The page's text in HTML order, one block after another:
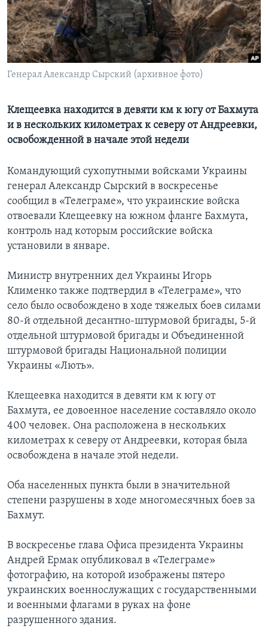
Learning English
СОЦИАЛЬНЫЕ СЕТИ
Языки
Генерал Александр Сырский (архивное фото)
Клещеевка находится в девяти км к югу от Бахмута
и в нескольких километрах к северу от Андреевки,
освобожденной в начале этой недели
Командующий сухопутными войсками Украины
генерал Александр Сырский в воскресенье
сообщил в «Телеграме», что украинские войска
отвоевали Клещеевку на южном фланге Бахмута,
контроль над которым российские войска
установили в январе.
Министр внутренних дел Украины Игорь
Клименко также подтвердил в «Телеграме», что
село было освобождено в ходе тяжелых боев силами
80-й отдельной десантно-штурмовой бригады, 5-й
отдельной штурмовой бригады и Объединенной
штурмовой бригады Национальной полиции
Украины «Лють».
Клещеевка находится в девяти км к югу от
Бахмута, ее довоенное население составляло около
400 человек. Она расположена в нескольких
километрах к северу от Андреевки, которая была
освобождена в начале этой недели.
Оба населенных пункта были в значительной
степени разрушены в ходе многомесячных боев за
Бахмут.
В воскресенье глава Офиса президента Украины
Андрей Ермак опубликовал в «Телеграме»
фотографию, на которой изображены пятеро
украинских военнослужащих с государственными
и военными флагами в руках на фоне
разрушенного здания.